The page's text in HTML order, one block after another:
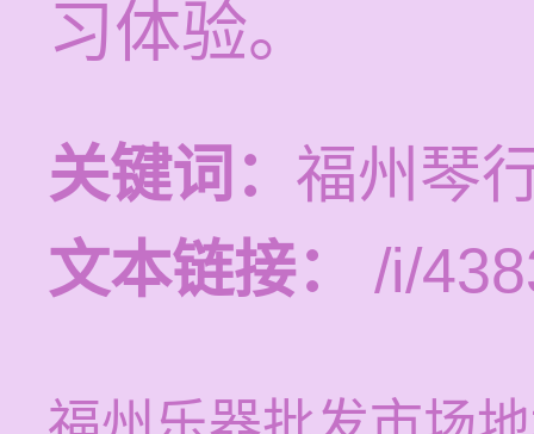
习体验。
关键词： 福州琴
文本链接：
/i/